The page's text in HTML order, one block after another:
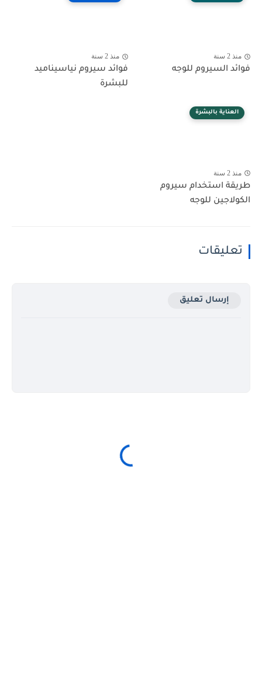
منذ 2 سنة
فوائد السيروم للوجه
منذ 2 سنة
فوائد سيروم نياسيناميد
للبشرة
العناية بالبشرة
منذ 2 سنة
طريقة استخدام سيروم
الكولاجين للوجه
تعليقات
إرسال تعليق